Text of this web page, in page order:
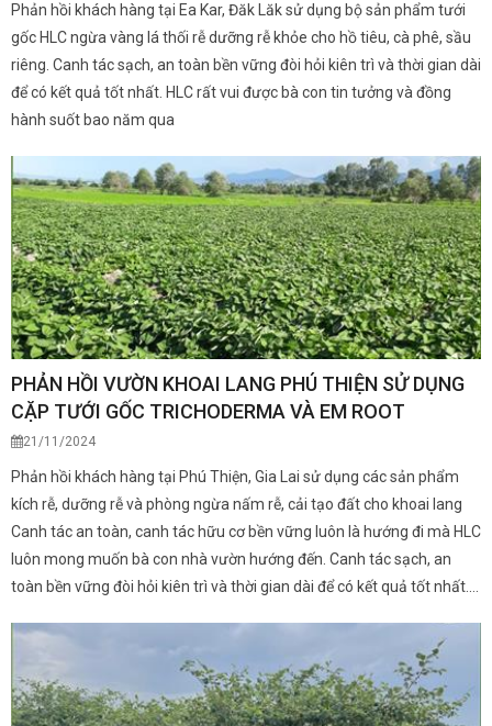
Phản hồi khách hàng tại Ea Kar, Đăk Lăk sử dụng bộ sản phẩm tưới
gốc HLC ngừa vàng lá thối rễ dưỡng rễ khỏe cho hồ tiêu, cà phê, sầu
riêng. Canh tác sạch, an toàn bền vững đòi hỏi kiên trì và thời gian dài
để có kết quả tốt nhất. HLC rất vui được bà con tin tưởng và đồng
hành suốt bao năm qua
PHẢN HỒI VƯỜN KHOAI LANG PHÚ THIỆN SỬ DỤNG
CẶP TƯỚI GỐC TRICHODERMA VÀ EM ROOT
21/11/2024
Phản hồi khách hàng tại Phú Thiện, Gia Lai sử dụng các sản phẩm
kích rễ, dưỡng rễ và phòng ngừa nấm rễ, cải tạo đất cho khoai lang
Canh tác an toàn, canh tác hữu cơ bền vững luôn là hướng đi mà HLC
luôn mong muốn bà con nhà vườn hướng đến. Canh tác sạch, an
toàn bền vững đòi hỏi kiên trì và thời gian dài để có kết quả tốt nhất.